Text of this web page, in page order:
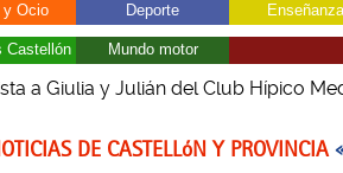
y Ocio Deporte Enseñanza
Castellón Mundo motor
a Giulia y Julián del Club Hípico
DE CASTELLóN Y PROVINCIA